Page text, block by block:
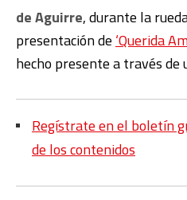
de Aguirre, durante la
presentación de ‘Querida
hecho presente a través de
Regístrate en el boletín
de los contenidos